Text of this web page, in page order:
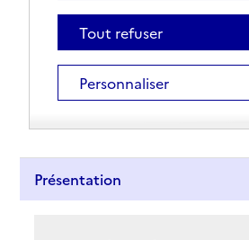
Présentation
Tout refuser
Personnaliser